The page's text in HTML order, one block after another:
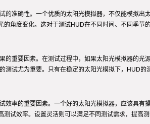
的准确性。一个优质的太阳光模拟器，不仅能模拟
角度变化。这对于测试HUD在不同时间、不同季
的重要因素。在测试过程中，如果太阳光模拟器的光
测试尤为重要。只有在稳定的太阳光模拟下，HUD的
效率的重要因素。一个好的太阳光模拟器，应该具有
试效率。设置灵活则可以满足不同测试需求，提高